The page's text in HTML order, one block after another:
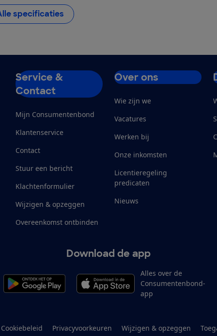
specificaties
Service &
Contact
Mijn Consumentenbond
Klantenservice
Contact
Stuur een bericht
Klachtenformulier
Wijzigen & opzeggen
Overeenkomst ontbinden
Over ons
Wie zijn we
Vacatures
Werken bij
Onze inkomsten
Licentieregeling
predicaten
Nieuws
Download de app
Alles over de
Consumentenbond-
app
Cookiebeleid Privacyvoorkeuren Wijzigen & opzeggen